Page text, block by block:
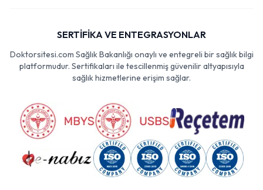
SERTİFİKA VE ENTEGRASYONLAR
Doktorsitesi.com Sağlık Bakanlığı onaylı ve entegreli bir sağlık bilgi
platformudur. Sertifikaları ile tescillenmiş güvenilir altyapısıyla
sağlık hizmetlerine erişim sağlar.